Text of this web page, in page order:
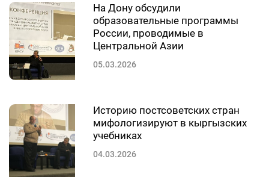
На Дону обсудили
образовательные программы
России, проводимые в
Центральной Азии
05.03.2026
Историю постсоветских стран
мифологизируют в кыргызских
учебниках
04.03.2026